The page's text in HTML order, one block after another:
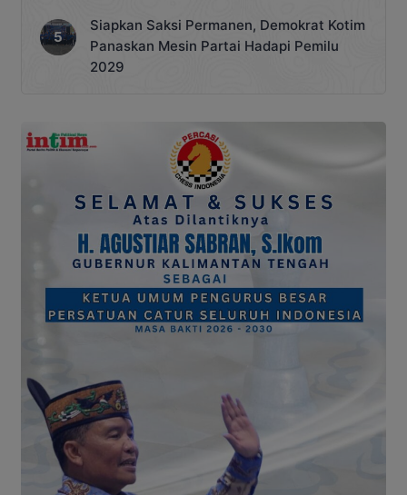
Siapkan Saksi Permanen, Demokrat Kotim
Panaskan Mesin Partai Hadapi Pemilu
2029